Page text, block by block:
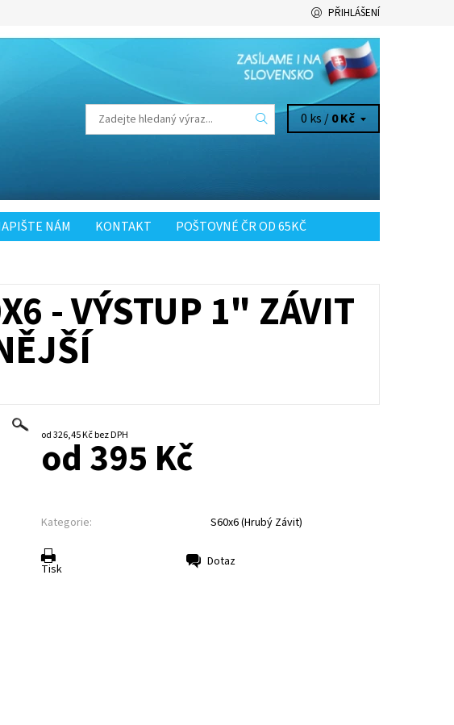
PŘIHLÁŠENÍ
0 ks /0 Kč
NÁM KONTAKT
POŠTOVNÉ ČR OD 65KČ
- VÝSTUP 1" ZÁVIT
od 326,45 Kč bez DPH
od 395 Kč
Kategorie: S60x6 (Hrubý Závit)
Tisk Dotaz